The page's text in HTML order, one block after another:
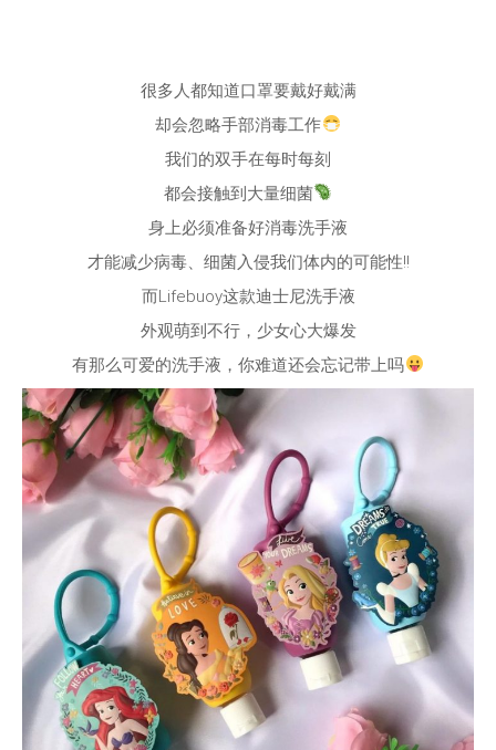
很多人都知道口罩要戴好戴满
却会忽略手部消毒工作
我们的双手在每时每刻
都会接触到大量细菌
身上必须准备好消毒洗手液
才能减少病毒、细菌入侵我们体内的可能性‼
而Lifebuoy这款迪士尼洗手液
外观萌到不行，少女心大爆发
有那么可爱的洗手液，你难道还会忘记带上吗